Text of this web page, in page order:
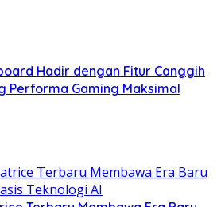
Hadir dengan Fitur Canggih
Performa Gaming Maksimal